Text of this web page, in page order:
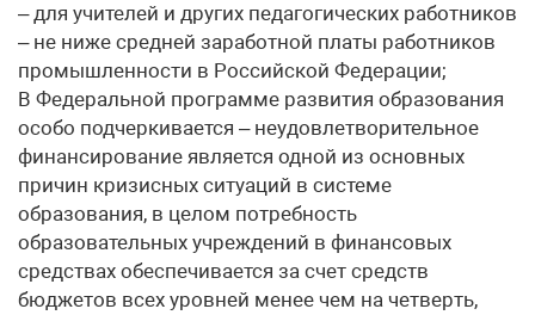
– для учителей и других педагогических работников
– не ниже средней заработной платы работников
промышленности в Российской Федерации;
В Федеральной программе развития образования
особо подчеркивается – неудовлетворительное
финансирование является одной из основных
причин кризисных ситуаций в системе
образования, в целом потребность
образовательных учреждений в финансовых
средствах обеспечивается за счет средств
бюджетов всех уровней менее чем на четверть,